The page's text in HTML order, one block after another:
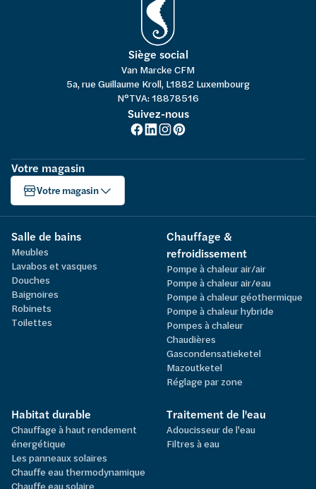
Siège social
Van Marcke CFM
5a, rue Guillaume Kroll, L1882 Luxembourg
N°TVA: 18878516
Suivez-nous
Votre magasin
Votre magasin
Salle de bains
Meubles
Lavabos et vasques
Douches
Baignoires
Robinets
Toilettes
Chauffage &
refroidissement
Pompe à chaleur air/air
Pompe à chaleur air/eau
Pompe à chaleur géothermique
Pompe à chaleur hybride
Pompes à chaleur
Chaudières
Gascondensatieketel
Mazoutketel
Réglage par zone
Habitat durable
Chauffage à haut rendement
énergétique
Les panneaux solaires
Chauffe eau thermodynamique
Chauffe eau solaire
Traitement de l'eau
Adoucisseur de l'eau
Filtres à eau